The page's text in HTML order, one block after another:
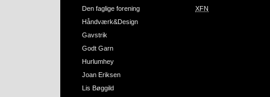
Den faglige forening
Håndværk&Design
Gavstrik
Godt Garn
Hurlumhey
Joan Eriksen
Lis Bøggild
XFN